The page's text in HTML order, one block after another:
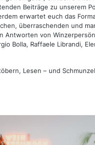
Beiträge zu unserem
erwartet euch das
überraschenden und
Antworten von
Bolla, Raffaele Librandi,
Lesen – und